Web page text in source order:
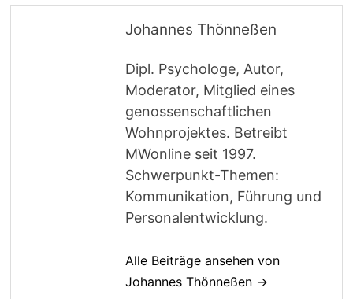
Johannes Thönneßen
Dipl. Psychologe, Autor,
Moderator, Mitglied eines
genossenschaftlichen
Wohnprojektes. Betreibt
MWonline seit 1997.
Schwerpunkt-Themen:
Kommunikation, Führung und
Personalentwicklung.
Alle Beiträge ansehen von
Johannes Thönneßen →